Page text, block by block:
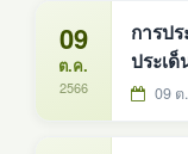
09
ต.ค.
2566
การป
ประเ
09 ต